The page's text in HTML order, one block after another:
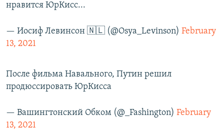
нравится ЮрКисс...
— Иосиф Лeвинcoн 🇳🇱 (@Osya_Levinson) February
13, 2021
После фильма Навального, Путин решил
продюссировать ЮрКисса
— Вашингтонский Обком (@_Fashington) February
13, 2021